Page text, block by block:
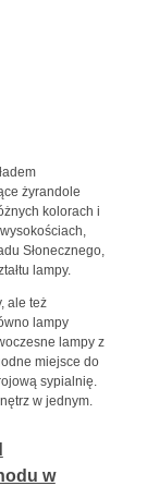
żyrandole
kolorach i
Słonecznego,
lampy.
ale też
lampy
lampy z
miejsce do
sypialnię.
w jednym.
w